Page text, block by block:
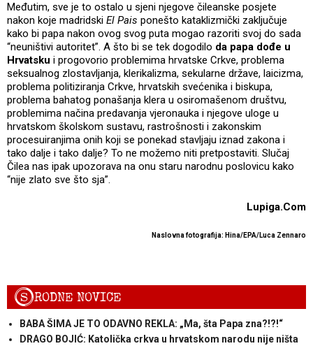
Međutim, sve je to ostalo u sjeni njegove čileanske posjete
nakon koje madridski El Pais ponešto kataklizmički zaključuje
kako bi papa nakon ovog svog puta mogao razoriti svoj do sada
“neuništivi autoritet”. A što bi se tek dogodilo da papa dođe u
Hrvatsku i progovorio problemima hrvatske Crkve, problema
seksualnog zlostavljanja, klerikalizma, sekularne države, laicizma,
problema politiziranja Crkve, hrvatskih svećenika i biskupa,
problema bahatog ponašanja klera u osiromašenom društvu,
problemima načina predavanja vjeronauka i njegove uloge u
hrvatskom školskom sustavu, rastrošnosti i zakonskim
procesuiranjima onih koji se ponekad stavljaju iznad zakona i
tako dalje i tako dalje? To ne možemo niti pretpostaviti. Slučaj
Čilea nas ipak upozorava na onu staru narodnu poslovicu kako
“nije zlato sve što sja”.
Lupiga.Com
Naslovna fotografija: Hina/EPA/Luca Zennaro
SRODNE NOVICE
BABA ŠIMA JE TO ODAVNO REKLA: „Ma, šta Papa zna?!?!“
DRAGO BOJIĆ: Katolička crkva u hrvatskom narodu nije ništa